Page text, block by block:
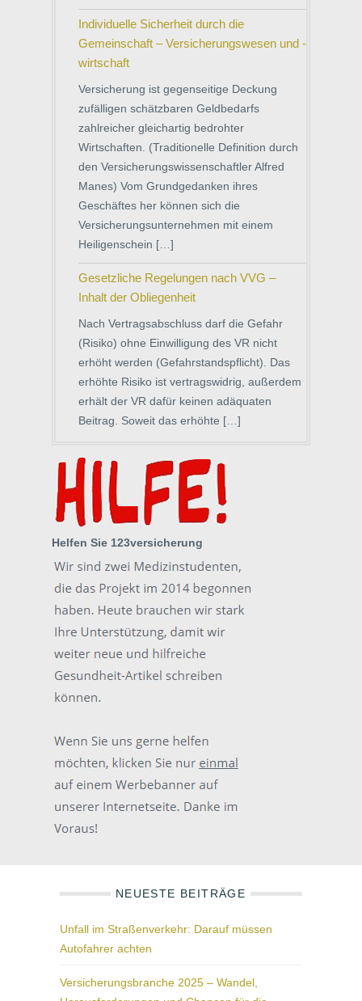
Individuelle Sicherheit durch die
Gemeinschaft – Versicherungswesen und -
wirtschaft
Versicherung ist gegenseitige Deckung
zufälligen schätzbaren Geldbedarfs
zahlreicher gleichartig bedrohter
Wirtschaften. (Traditionelle Definition durch
den Versicherungswissenschaftler Alfred
Manes) Vom Grundgedanken ihres
Geschäftes her können sich die
Versicherungsunternehmen mit einem
Heiligenschein […]
Gesetzliche Regelungen nach VVG –
Inhalt der Obliegenheit
Nach Vertragsabschluss darf die Gefahr
(Risiko) ohne Einwilligung des VR nicht
erhöht werden (Gefahrstandspflicht). Das
erhöhte Risiko ist vertragswidrig, außerdem
erhält der VR dafür keinen adäquaten
Beitrag. Soweit das erhöhte […]
Helfen Sie 123versicherung
NEUESTE BEITRÄGE
Unfall im Straßenverkehr: Darauf müssen
Autofahrer achten
Versicherungsbranche 2025 – Wandel,